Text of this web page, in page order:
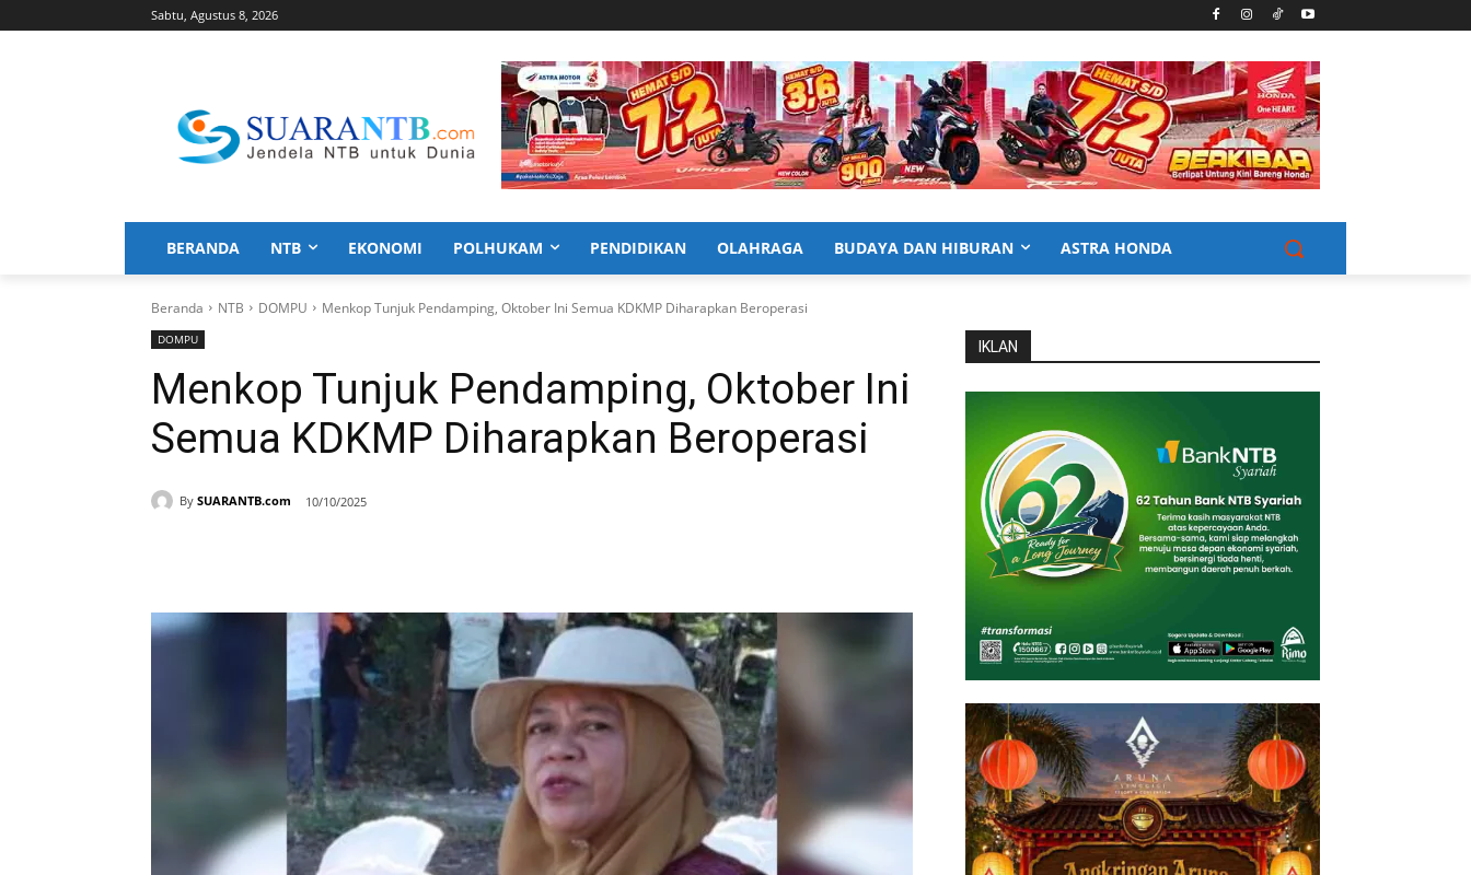
Sabtu, Agustus 8, 2026
BERANDA NTB EKONOMI POLHUKAM PENDIDIKAN OLAHRAGA BUDAYA DAN HIBURAN ASTRA HONDA
Beranda NTB DOMPU Menkop Tunjuk Pendamping, Oktober Ini Semua KDKMP Diharapkan Beroperasi
DOMPU
Menkop Tunjuk Pendamping, Oktober Ini
Semua KDKMP Diharapkan Beroperasi
By SUARANTB.com 10/10/2025
IKLAN